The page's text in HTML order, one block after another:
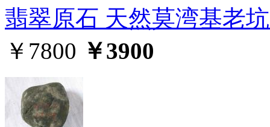
翡翠原石 天然莫湾基老
￥7800 ￥3900